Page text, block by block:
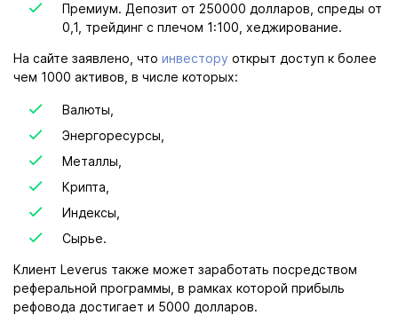
Премиум. Депозит от 250000 долларов, спреды от
0,1, трейдинг с плечом 1:100, хеджирование.
На сайте заявлено, что инвестору открыт доступ к более
чем 1000 активов, в числе которых:
Валюты,
Энергоресурсы,
Металлы,
Крипта,
Индексы,
Сырье.
Клиент Leverus также может заработать посредством
реферальной программы, в рамках которой прибыль
рефовода достигает и 5000 долларов.